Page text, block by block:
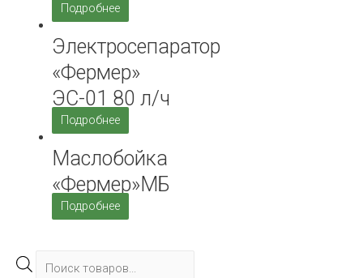
Подробнее
Электросепаратор
«Фермер»
ЭС-01 80 л/ч
Подробнее
Маслобойка
«Фермер»МБ
Подробнее